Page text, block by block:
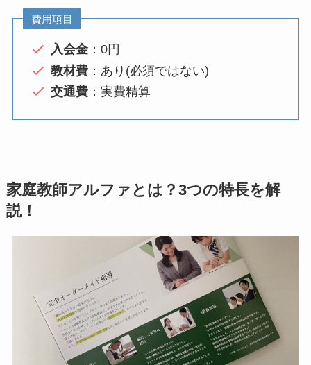
費用項目
入会金：0円
教材費：あり(必須ではない)
交通費：実費精算
家庭教師アルファとは？3つの特長を解
説！